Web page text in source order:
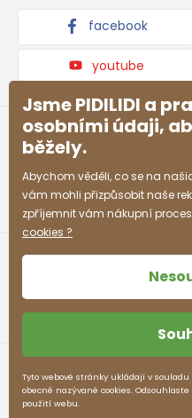
Kolekce zboží
facebook
youtube
pidilidi.cz © 2026.
Jsme PIDILIDI a
osobními údaji,
běžely.
Abychom věděli, co se na
vám mohli přizpůsobit naše
zpříjemnit vám nákupní
cookies ?
Tyto webové stránky ukládají v
obecně nazývané cookies.
použití webu.